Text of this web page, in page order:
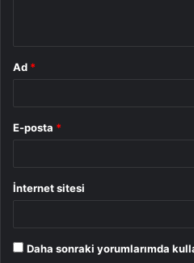
Ad *
E-posta *
İnternet sitesi
Daha sonraki yorumlarımda